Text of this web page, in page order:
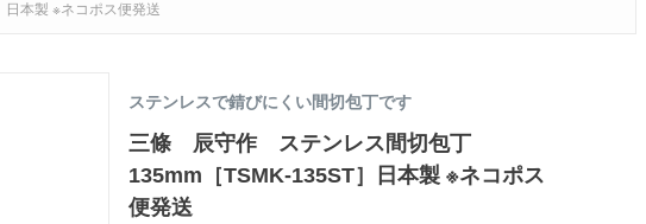
本製 ※ネコポス便発送
ステンレスで錆びにくい間切包丁です
三條 辰守作 ステンレス間切包丁
135mm［TSMK-135ST］日本製 ※ネコポス
便発送